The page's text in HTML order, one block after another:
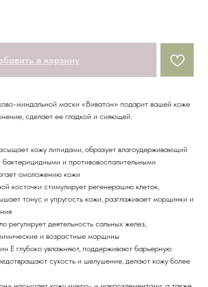
в корзину
миндальной маски «Виватон» подарит вашей коже
сделает ее гладкой и сияющей.
кожу липидами, образует влагоудерживающий
бактерицидными и противовоспалительными
омоложению кожи
косточки стимулирует регенерацию клеток,
тонус и упругость кожи, разглаживает морщинки и
регулирует деятельность сальных желез,
и возрастные морщины
Е глубоко увлажняют, поддерживают барьерную
сухость и шелушение, делают кожу более